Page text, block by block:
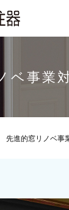
ベ事業
先進的窓リノベ事